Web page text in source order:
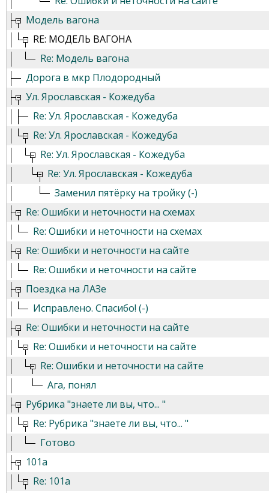
Модель вагона
RE: МОДЕЛЬ ВАГОНА
Re: Модель вагона
Дорога в мкр Плодородный
Ул. Ярославская - Кожедуба
Re: Ул. Ярославская - Кожедуба
Re: Ул. Ярославская - Кожедуба
Re: Ул. Ярославская - Кожедуба
Re: Ул. Ярославская - Кожедуба
Заменил пятёрку на тройку (-)
Re: Ошибки и неточности на схемах
Re: Ошибки и неточности на схемах
Re: Ошибки и неточности на сайте
Re: Ошибки и неточности на сайте
Поездка на ЛАЗе
Исправлено. Спасибо! (-)
Re: Ошибки и неточности на сайте
Re: Ошибки и неточности на сайте
Re: Ошибки и неточности на сайте
Ага, понял
Рубрика "знаете ли вы, что... "
Re: Рубрика "знаете ли вы, что... "
Готово
101а
Re: 101а